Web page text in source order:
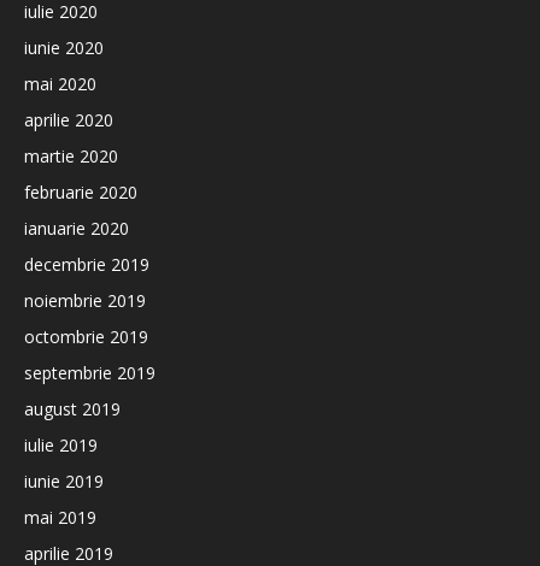
iulie 2020
iunie 2020
mai 2020
aprilie 2020
martie 2020
februarie 2020
ianuarie 2020
decembrie 2019
noiembrie 2019
octombrie 2019
septembrie 2019
august 2019
iulie 2019
iunie 2019
mai 2019
aprilie 2019